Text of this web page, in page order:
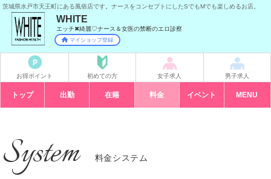
茨城県水戸市天王町にある風俗店です。ナースをコンセプトにしたSでもMでも楽しめるお店。
WHITE
マイショップ登録
エッチ✖綺麗♡ナース＆女医の禁断のエロ診察
お得ポイント 初めての方 女子求人 男子求人
トップ 出勤 在籍 料金 イベント
本日開催 MENU
System 料金システム